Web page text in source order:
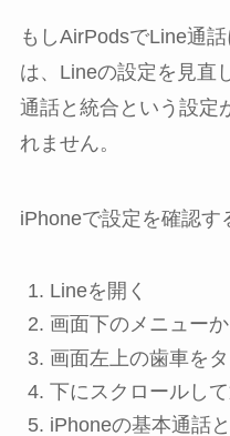
もしAirPodsでLine通
は、Lineの設定を見直
通話と統合 という設定
れません。
iPhoneで設定を確認す
Lineを開く
画面下のメニューか
画面左上の歯車を
下にスクロールして
iPhoneの基本通話